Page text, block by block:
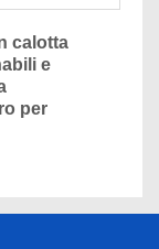
calotta
e
per